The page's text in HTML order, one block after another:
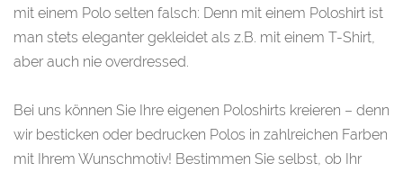
mit einem Polo selten falsch: Denn mit einem Poloshirt ist
man stets eleganter gekleidet als z.B. mit einem T-Shirt,
aber auch nie overdressed.
Bei uns können Sie Ihre eigenen Poloshirts kreieren – denn
wir besticken oder bedrucken Polos in zahlreichen Farben
mit Ihrem Wunschmotiv! Bestimmen Sie selbst, ob Ihr